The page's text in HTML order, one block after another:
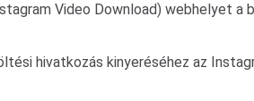
Video Download) webhelyet a
hivatkozás kinyeréséhez az